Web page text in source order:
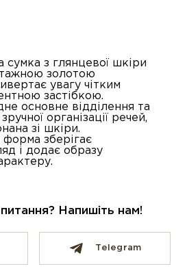
сумка з глянцевої шкіри
золотою
увагу чітким
застібкою.
основне відділення та
організації речей,
зі шкіри.
зберігає
і додає образу
Напишіть нам!
Telegram